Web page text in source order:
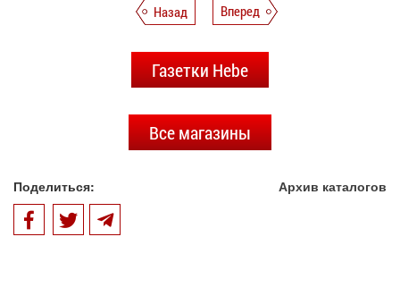
Назад Вперед
Газетки Hebe
Все магазины
Поделиться: Архив каталогов